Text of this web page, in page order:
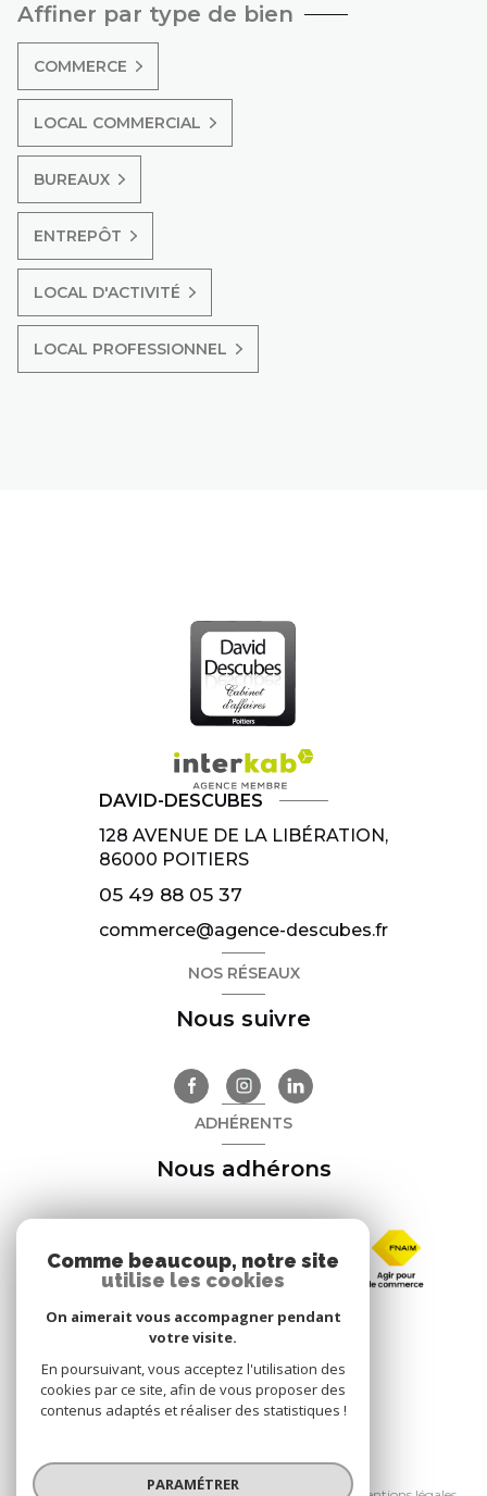
Affiner par type de bien
COMMERCE
LOCAL COMMERCIAL
BUREAUX
ENTREPÔT
LOCAL D'ACTIVITÉ
LOCAL PROFESSIONNEL
DAVID-DESCUBES
128 AVENUE DE LA LIBÉRATION,
86000 POITIERS
05 49 88 05 37
commerce@agence-descubes.fr
NOS RÉSEAUX
Nous suivre
ADHÉRENTS
Nous adhérons
© 2026 | Tous droits réservés
Comme beaucoup, notre site
utilise les cookies
On aimerait vous accompagner pendant
votre visite.
En poursuivant, vous acceptez l'utilisation des
cookies par ce site, afin de vous proposer des
contenus adaptés et réaliser des statistiques !
PARAMÉTRER